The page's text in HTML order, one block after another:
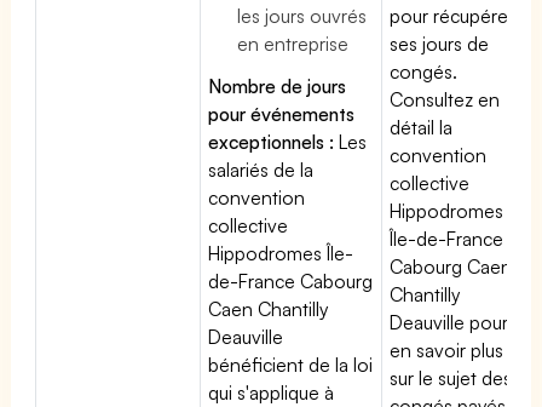
les jours ouvrés
en entreprise
Nombre de jours
pour événements
exceptionnels : Les
salariés de la
convention
collective
Hippodromes Île-
de-France Cabourg
Caen Chantilly
Deauville
bénéficient de la loi
qui s'applique à
pour récupérer
ses jours de
congés.
Consultez en
détail la
convention
collective
Hippodromes
Île-de-France
Cabourg Caen
Chantilly
Deauville pour
en savoir plus
sur le sujet des